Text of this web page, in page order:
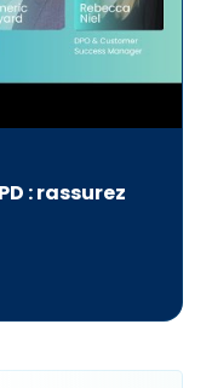
: rassurez